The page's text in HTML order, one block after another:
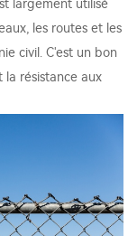
largement utilisé
les routes et les
civil. C'est un bon
résistance aux